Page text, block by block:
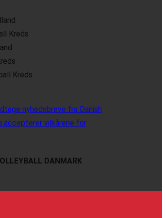
Kreds
Kreds
nyhedsbreve fra Danish
accepterer vilkårene for
DANMARK